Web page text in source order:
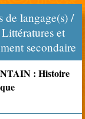
de langage(s) /
et
secondaire
: Histoire